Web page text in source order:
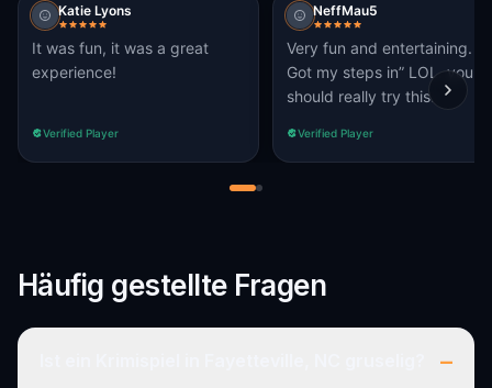
Katie Lyons
It was fun, it was a great
experience!
Verified Player
NeffMau5
Very fun and entertaining.
Got my steps in” LOL. you
should really try this.
Verified Player
Häufig gestellte Fragen
–